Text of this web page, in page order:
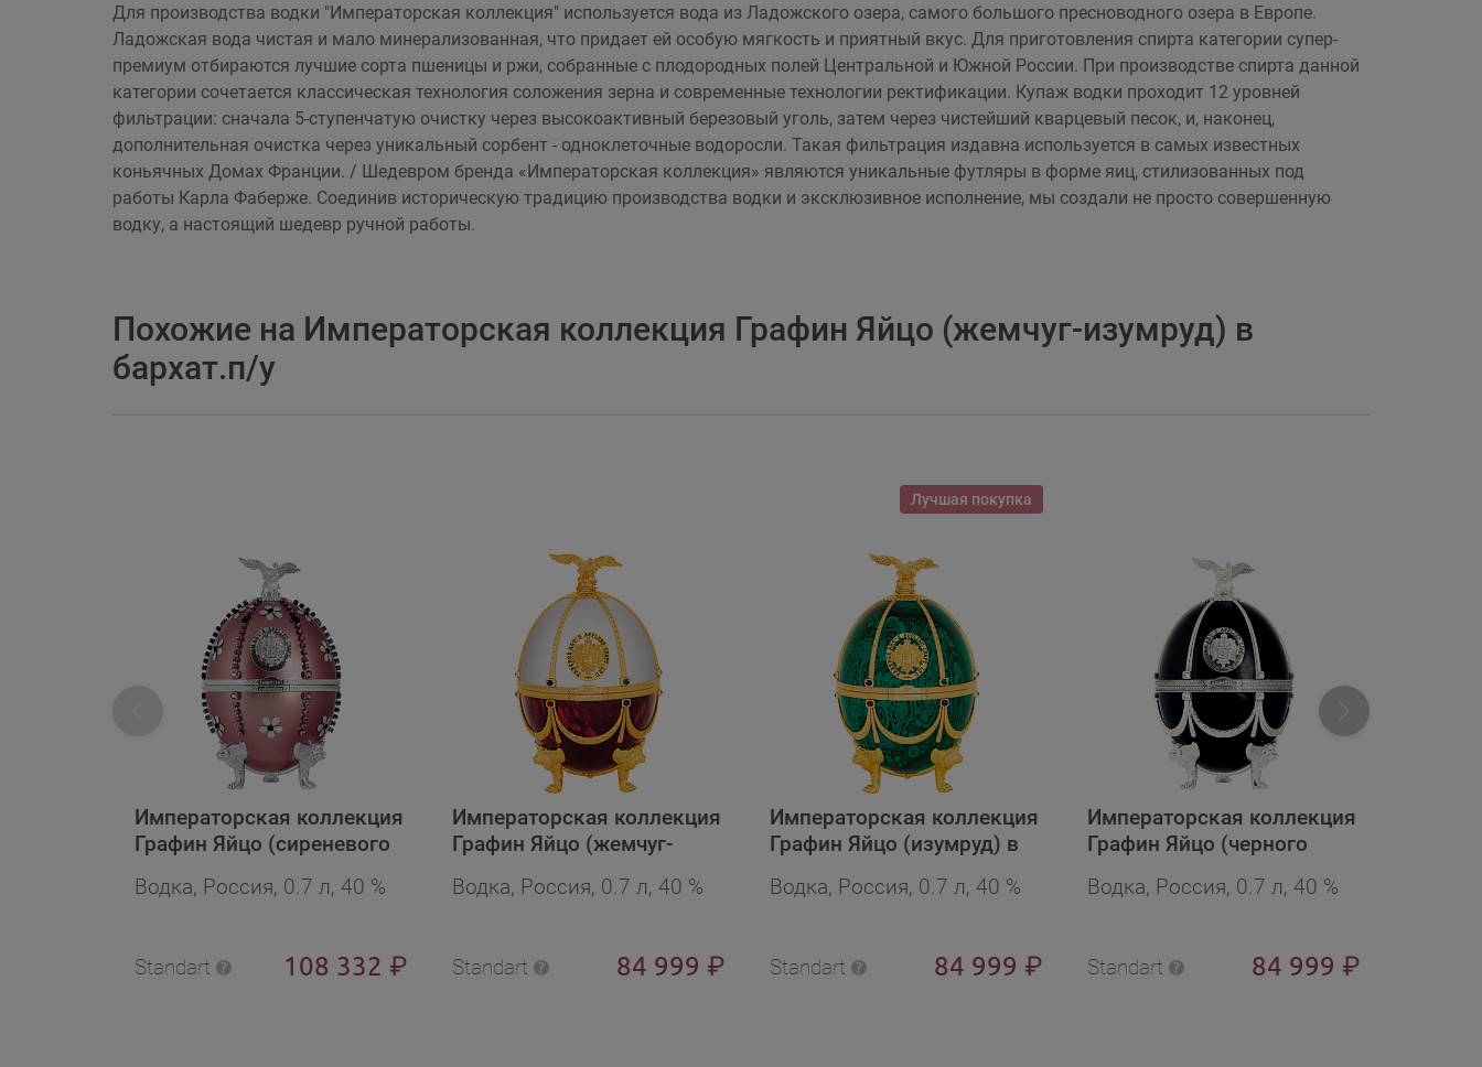
Для производства водки "Императорская коллекция" используется вода из Ладожского озера, самого большого пресноводного озера в Европе.
Ладожская вода чистая и мало минерализованная, что придает ей особую мягкость и приятный вкус. Для приготовления спирта категории супер-
премиум отбираются лучшие сорта пшеницы и ржи, собранные с плодородных полей Центральной и Южной России. При производстве спирта данной
категории сочетается классическая технология соложения зерна и современные технологии ректификации. Купаж водки проходит 12 уровней
фильтрации: сначала 5-ступенчатую очистку через высокоактивный березовый уголь, затем через чистейший кварцевый песок, и, наконец,
дополнительная очистка через уникальный сорбент - одноклеточные водоросли. Такая фильтрация издавна используется в самых известных
коньячных Домах Франции. / Шедевром бренда «Императорская коллекция» являются уникальные футляры в форме яиц, стилизованных под
работы Карла Фаберже. Соединив историческую традицию производства водки и эксклюзивное исполнение, мы создали не просто совершенную
водку, а настоящий шедевр ручной работы.
Похожие на Императорская коллекция Графин Яйцо (жемчуг-изумруд) в
бархат.п/у
Императорская коллекция
Графин Яйцо (сиреневого
бархат.п/у в подарочной
Водка, Россия, 0.7 л, 40 %
Standart 108 332 ₽
Императорская коллекция
Графин Яйцо (жемчуг-
подарочной упаковке
Водка, Россия, 0.7 л, 40 %
Standart 84 999 ₽
Лучшая покупка
Императорская коллекция
Графин Яйцо (изумруд) в
упаковке
Водка, Россия, 0.7 л, 40 %
Standart 84 999 ₽
Императорская коллекция
Графин Яйцо (черного
подарочной упаковке
Водка, Россия, 0.7 л, 40 %
Standart 84 999 ₽